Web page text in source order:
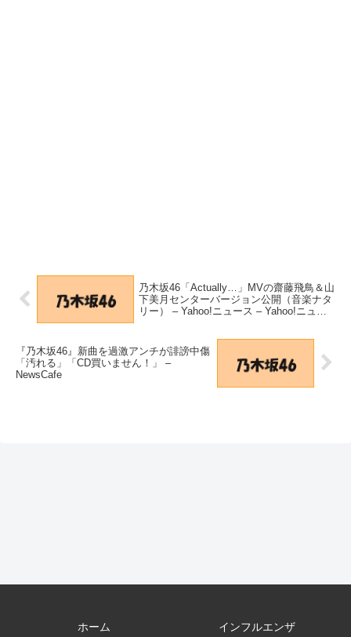
乃木坂46「Actually…」MVの齋藤飛鳥＆山
下美月センターバージョン公開（音楽ナタ
リー） – Yahoo!ニュース – Yahoo!ニュー
『乃木坂46』新曲を過激アンチが誹謗中傷
「汚れる」「CD買いません！」 –
NewsCafe
ホーム インフルエンザ